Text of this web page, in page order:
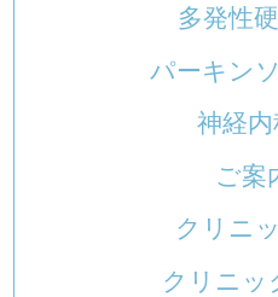
多発性
パーキン
神経
ご案
クリニ
クリニッ